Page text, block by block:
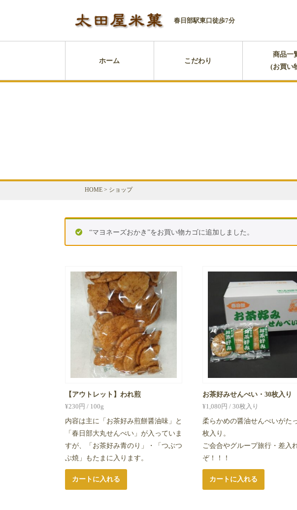
春日部駅東口徒歩7分
ホーム こだわり
商品一
(お買い
HOME > ショップ
“マヨネーズおかき”をお買い物カゴに追加しました。
【アウトレット】われ煎
¥230 円 / 100g
内容は主に「お茶好み煎餅醤油味」と
「春日部大丸せんべい」が入っていま
すが、「お茶好み青のり」・「つぶつ
ぶ焼」もたまに入ります。
カートに入れる
お茶好みせんべい・30枚入り
¥1,080 円 / 30枚入り
柔らかめの醤油せんべいがた
枚入り。
ご会合やグループ旅行・差入
ぞ！！！
カートに入れる